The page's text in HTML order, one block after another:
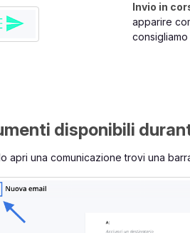
Invio in
apparire
disponibili
apri una comunicazione trovi una